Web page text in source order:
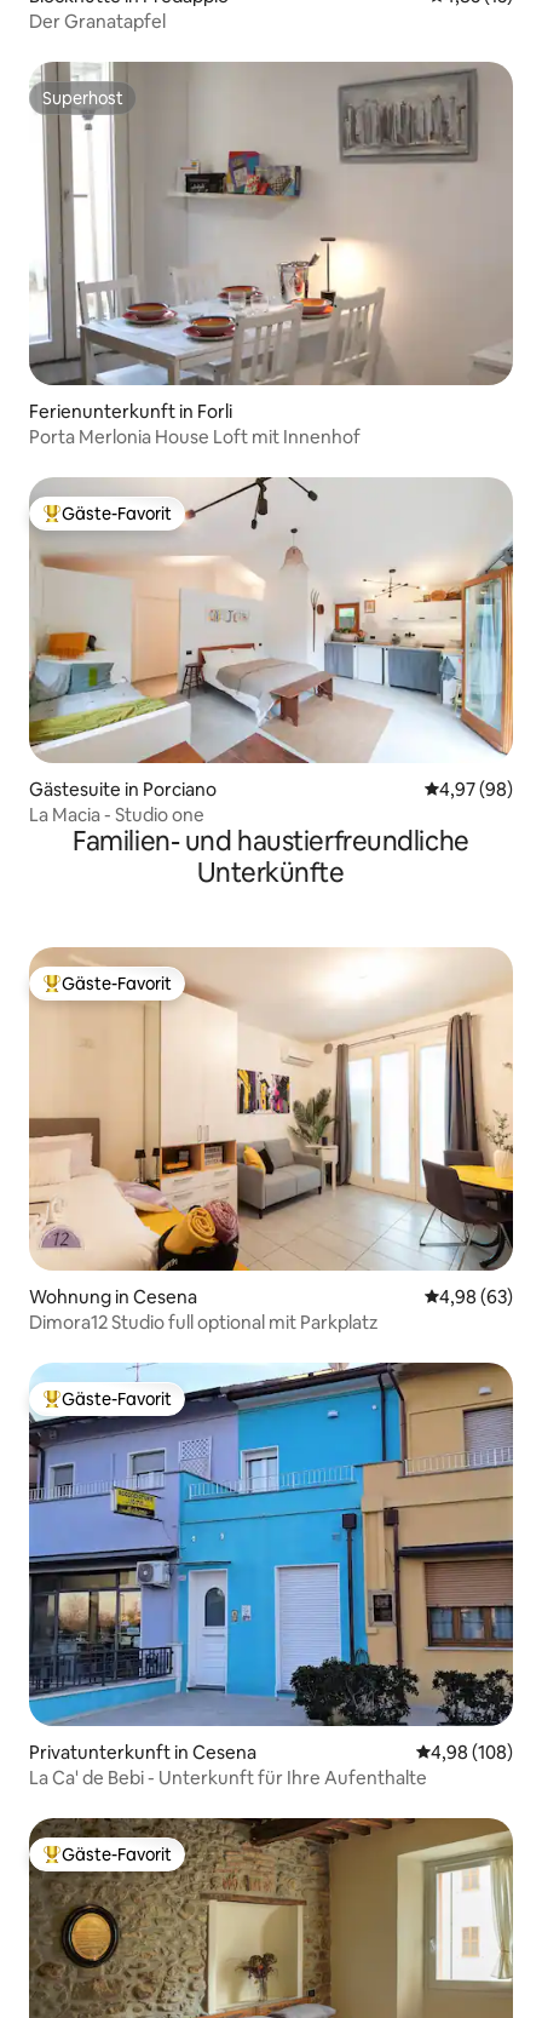
Der Granatapfel
Superhost
Superhost
Ferienunterkunft in Forli
Porta Merlonia House Loft mit Innenhof
Beliebter Gäste-Favorit.
Gäste-Favorit
Gästesuite in Porciano
4,97 (98)
La Macia - Studio one
Familien- und haustierfreundliche
Unterkünfte
Beliebter Gäste-Favorit.
Gäste-Favorit
Wohnung in Cesena
4,98 (63)
Dimora12 Studio full optional mit Parkplatz
Beliebter Gäste-Favorit.
Gäste-Favorit
Privatunterkunft in Cesena
4,98 (108)
La Ca' de Bebi - Unterkunft für Ihre Aufenthalte
Beliebter Gäste-Favorit.
Gäste-Favorit